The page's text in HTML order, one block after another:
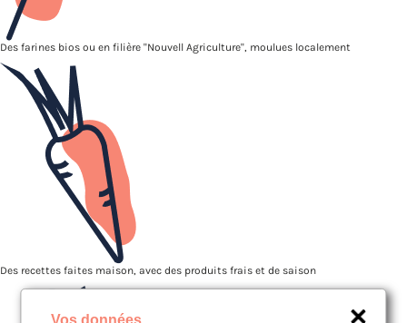
Des farines bios ou en filière "Nouvell Agriculture", moulues localement
Des recettes faites maison, avec des produits frais et de saison
Vos données